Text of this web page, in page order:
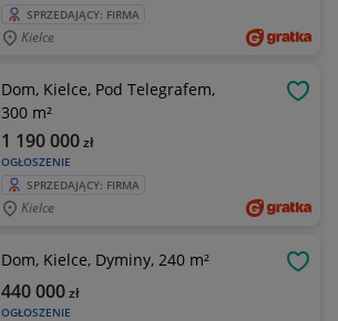
SPRZEDAJĄCY: FIRMA
Kielce
Dom, Kielce, Pod Telegrafem,
300 m²
OGŁOSZENIE
1 190 000zł
SPRZEDAJĄCY: FIRMA
Kielce
Dom, Kielce, Dyminy, 240 m²
OGŁOSZENIE
440 000zł